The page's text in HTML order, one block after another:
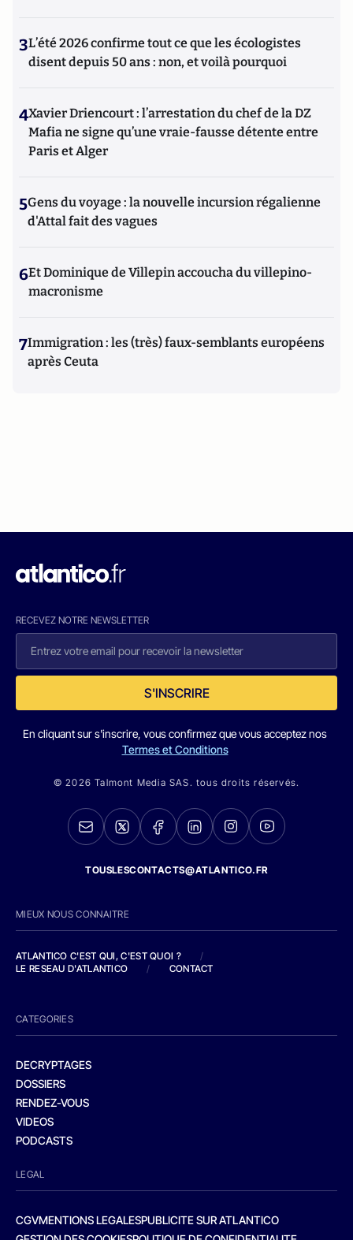
3L’été 2026 confirme tout ce que les écologistes
disent depuis 50 ans : non, et voilà pourquoi
4Xavier Driencourt : l’arrestation du chef de la DZ
Mafia ne signe qu’une vraie-fausse détente entre
Paris et Alger
5Gens du voyage : la nouvelle incursion régalienne
d'Attal fait des vagues
6Et Dominique de Villepin accoucha du villepino-
macronisme
7Immigration : les (très) faux-semblants européens
après Ceuta
RECEVEZ NOTRE NEWSLETTER
S'INSCRIRE
En cliquant sur s'inscrire, vous confirmez que vous acceptez nos
Termes et Conditions
© 2026 Talmont Media SAS. tous droits réservés.
TOUSLESCONTACTS@ATLANTICO.FR
MIEUX NOUS CONNAITRE
ATLANTICO C'EST QUI, C'EST QUOI ?
/
LE RESEAU D'ATLANTICO
/ CONTACT
CATEGORIES
DECRYPTAGES
DOSSIERS
RENDEZ-VOUS
VIDEOS
PODCASTS
LEGAL
CGVMENTIONS LEGALESPUBLICITE SUR ATLANTICO